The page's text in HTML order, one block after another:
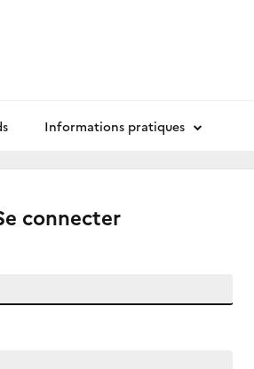
Informations pratiques
connecter